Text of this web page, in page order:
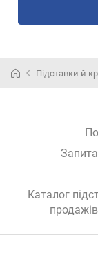
Підставки й
Каталог